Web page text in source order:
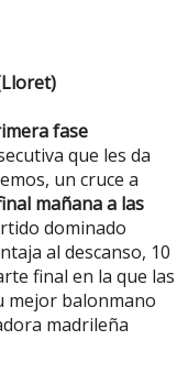
fase
que les da
un cruce a
mañana a las
dominado
al descanso, 10
final en la que las
mejor balonmano
madrileña